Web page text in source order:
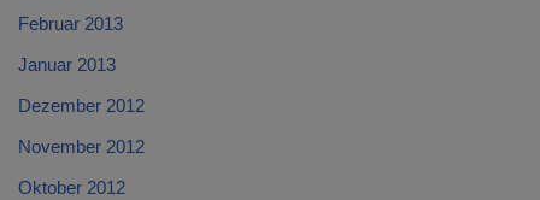
Februar 2013
Januar 2013
Dezember 2012
November 2012
Oktober 2012